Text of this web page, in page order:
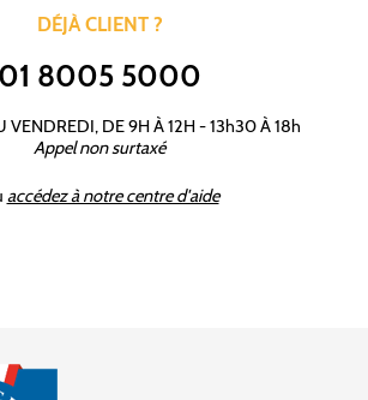
DÉJÀ CLIENT ?
01 8005 5000
VENDREDI, DE 9H À 12H - 13h30 À 18h
Appel non surtaxé
accédez à notre centre d'aide